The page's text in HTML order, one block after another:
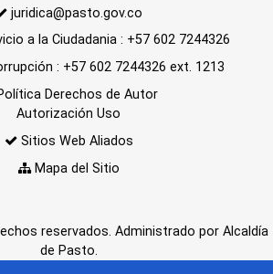
juridica@pasto.gov.co
a la Ciudadania : +57 602 7244326
: +57 602 7244326 ext. 1213
Derechos de Autor
Autorización Uso
Sitios Web Aliados
Mapa del Sitio
reservados. Administrado por Alcaldía
de Pasto.